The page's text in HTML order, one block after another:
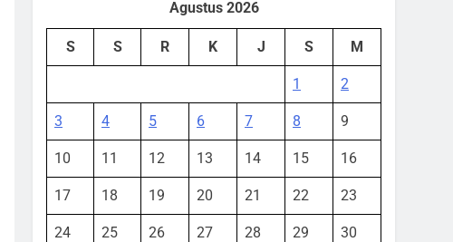
Agustus 2026
S S R K J S M
1 2
3 4 5 6 7 8 9
10 11 12 13 14 15 16
17 18 19 20 21 22 23
24 25 26 27 28 29 30